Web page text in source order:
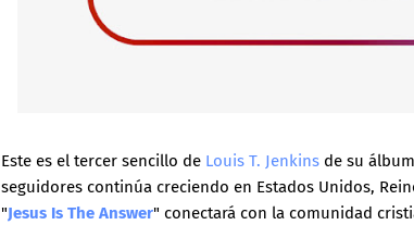
Este es el tercer sencillo de Louis T. Jenkins de su
seguidores continúa creciendo en Estados Unidos,
"Jesus Is The Answer" conectará con la comunidad